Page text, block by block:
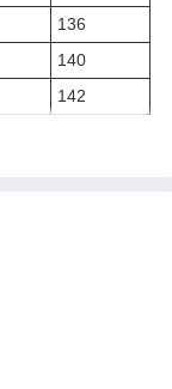
136
140
142